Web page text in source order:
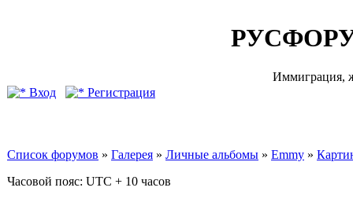
Иммиграция,
Вход
Регистрация
Список форумов » Галерея » Личные альбомы » Emmy »
Часовой пояс: UTC + 10 часов